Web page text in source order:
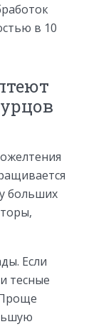
в 10
больших
Если
тесные